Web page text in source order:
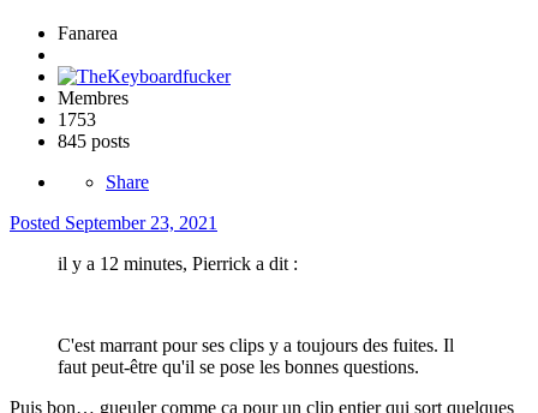
Fanarea
Membres
1753
845 posts
Share
Posted September 23, 2021
il y a 12 minutes, Pierrick a dit :
C'est marrant pour ses clips y a toujours des fuites. Il
faut peut-être qu'il se pose les bonnes questions.
Puis bon… gueuler comme ça pour un clip entier qui sort quelques